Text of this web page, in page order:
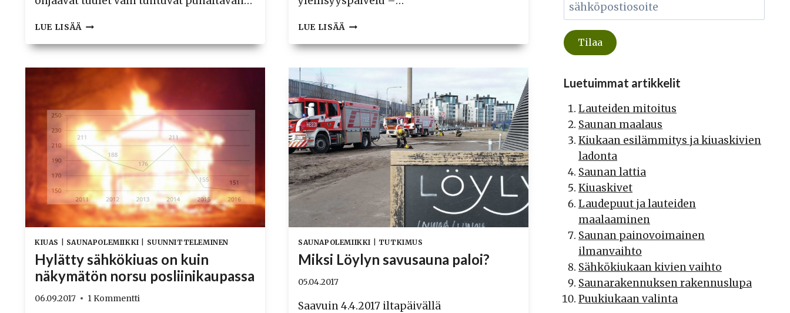
LUE LISÄÄ MITEN
SUOMALAISEN
LUE LISÄÄ PÄIVÄ,
SUOMI
ENÄÄ
SAUNAMAA
KIUAS SAUNAPOLEMIIKKI SUUNNITTELEMINEN
Hylätty sähkökiuas on kuin
näkymätön norsu posliinikaupassa
06.09.2017 1 Kommentti
SAUNAPOLEMIIKKI TUTKIMUS
Miksi Löylyn savusauna paloi?
05.04.2017
Saavuin 4.4.2017 iltapäivällä
Luetuimmat artikkelit
Lauteiden mitoitus
Saunan maalaus
Kiukaan esilämmitys ja kiuaskivien
ladonta
Saunan lattia
Kiuaskivet
Laudepuut ja lauteiden
maalaaminen
Saunan painovoimainen
ilmanvaihto
Sähkökiukaan kivien vaihto
Saunarakennuksen rakennuslupa
Puukiukaan valinta